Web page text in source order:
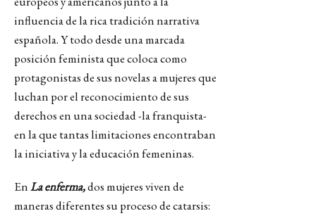
influencia de la rica tradición narrativa
española. Y todo desde una marcada
posición feminista que coloca como
protagonistas de sus novelas a mujeres que
luchan por el reconocimiento de sus
derechos en una sociedad -la franquista-
en la que tantas limitaciones encontraban
la iniciativa y la educación femeninas.
EnLa enferma,dos mujeres viven de
maneras diferentes su proceso de catarsis: